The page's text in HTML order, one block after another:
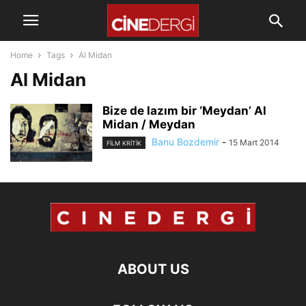
Home Tags Al Midan
Al Midan
Bize de lazım bir ‘Meydan’ Al
Midan / Meydan
FILM KRITIK Banu Bozdemir - 15 Mart 2014
ABOUT US